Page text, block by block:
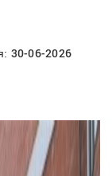
30-06-2026